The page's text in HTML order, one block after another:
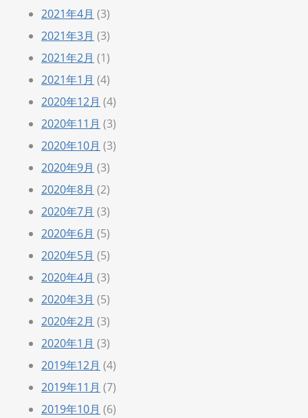
2021年4月 (3)
2021年3月 (3)
2021年2月 (1)
2021年1月 (4)
2020年12月 (4)
2020年11月 (3)
2020年10月 (3)
2020年9月 (3)
2020年8月 (2)
2020年7月 (3)
2020年6月 (5)
2020年5月 (5)
2020年4月 (3)
2020年3月 (5)
2020年2月 (3)
2020年1月 (3)
2019年12月 (4)
2019年11月 (7)
2019年10月 (6)